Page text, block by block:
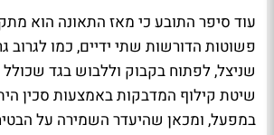
עוד סיפר התובע כי מאז התאונה הוא
פשוטות הדורשות שתי ידיים, כמו לגרוב
שניצל, לפתוח בקבוק וללבוש בגד שכולל
שיטת קילוף המדבקות באמצעות סכין
במפעל, ומכאן שהיעדר השמירה על